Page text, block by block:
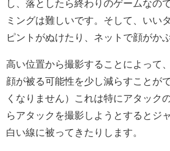
し、落としたら終わりのゲームなの
ミングは難しいです。そして、いい
ピントがぬけたり、ネットで顔がか
高い位置から撮影することによって
顔が被る可能性を少し減らすことが
くなりません）これは特にアタック
らアタックを撮影しようとするとジ
白い線に被ってきたりします。